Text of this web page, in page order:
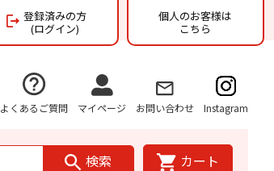
登録済みの方
(ログイン)
個人のお客様は
こちら
よくあるご質問 マイページ お問い合わせ Instagram
検索 カート